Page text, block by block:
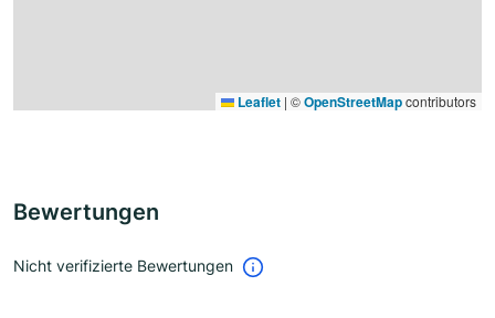
Leaflet | ©OpenStreetMapcontributors
Bewertungen
Nicht verifizierte Bewertungen